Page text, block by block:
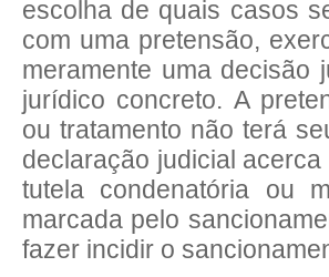
escolha de quais casos
com uma pretensão,
meramente uma decisão
jurídico concreto. A
ou tratamento não terá
declaração judicial
tutela condenatória ou
marcada pelo
fazer incidir o